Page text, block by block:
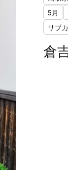
5月
サブ
倉